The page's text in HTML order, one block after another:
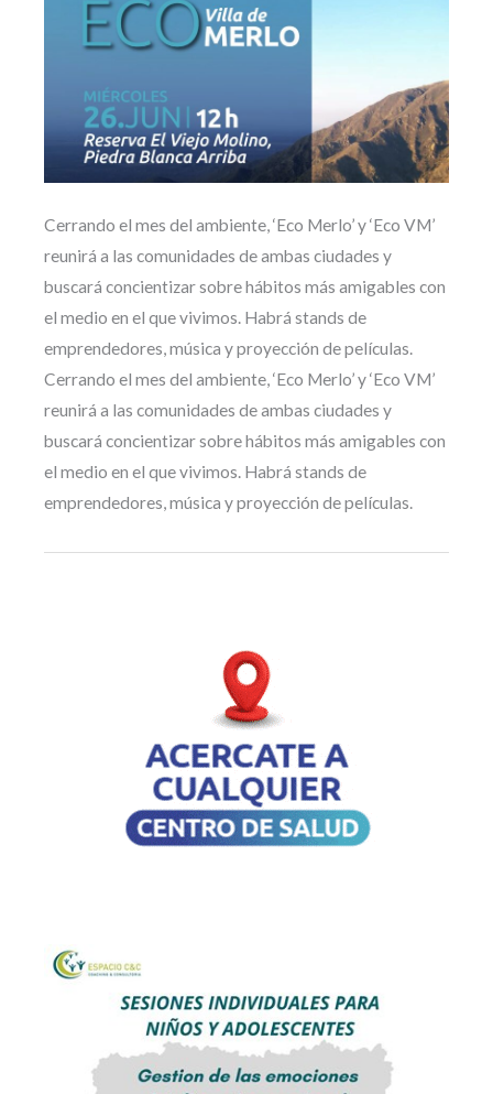
Cerrando el mes del ambiente, ‘Eco Merlo’ y ‘Eco VM’
reunirá a las comunidades de ambas ciudades y
buscará concientizar sobre hábitos más amigables con
el medio en el que vivimos. Habrá stands de
emprendedores, música y proyección de películas.
Cerrando el mes del ambiente, ‘Eco Merlo’ y ‘Eco VM’
reunirá a las comunidades de ambas ciudades y
buscará concientizar sobre hábitos más amigables con
el medio en el que vivimos. Habrá stands de
emprendedores, música y proyección de películas.